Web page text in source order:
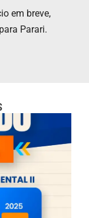
em breve,
Parari.